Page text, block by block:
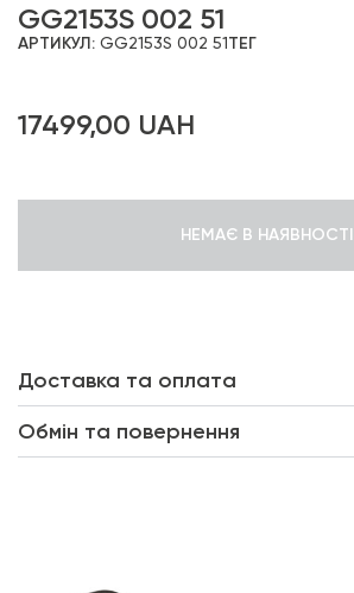
GG2153S 002 51
АРТИКУЛ: GG2153S 002 51ТЕГ
17499,00 UAH
НЕМАЄ В НАЯВНОСТІ
Доставка та оплата
Обмін та повернення